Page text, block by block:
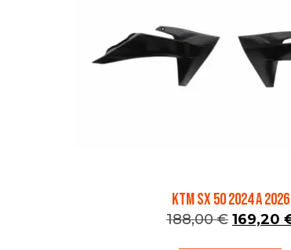
KTM SX 50 2024 A 2026
188,00€ 169,20